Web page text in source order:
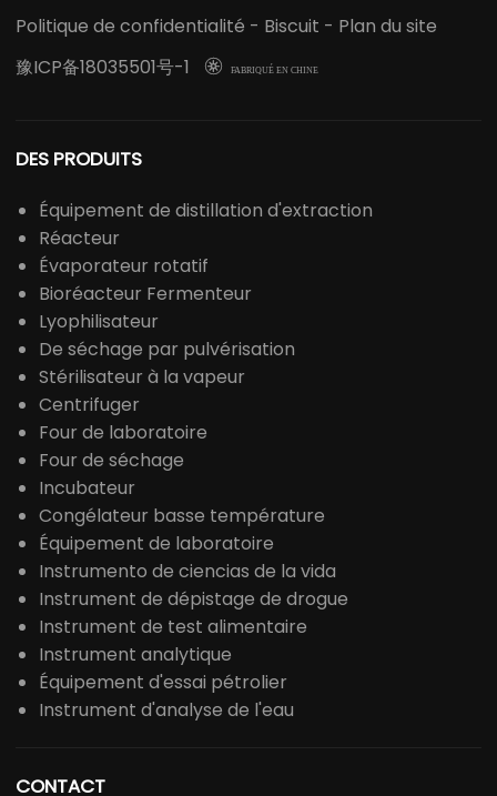
Politique de confidentialité - Biscuit - Plan du site
豫ICP备18035501号-1
 FABRIQUÉ EN CHINE
DES PRODUITS
Équipement de distillation d'extraction
Réacteur
Évaporateur rotatif
Bioréacteur Fermenteur
Lyophilisateur
De séchage par pulvérisation
Stérilisateur à la vapeur
Centrifuger
Four de laboratoire
Four de séchage
Incubateur
Congélateur basse température
Équipement de laboratoire
Instrumento de ciencias de la vida
Instrument de dépistage de drogue
Instrument de test alimentaire
Instrument analytique
Équipement d'essai pétrolier
Instrument d'analyse de l'eau
CONTACT